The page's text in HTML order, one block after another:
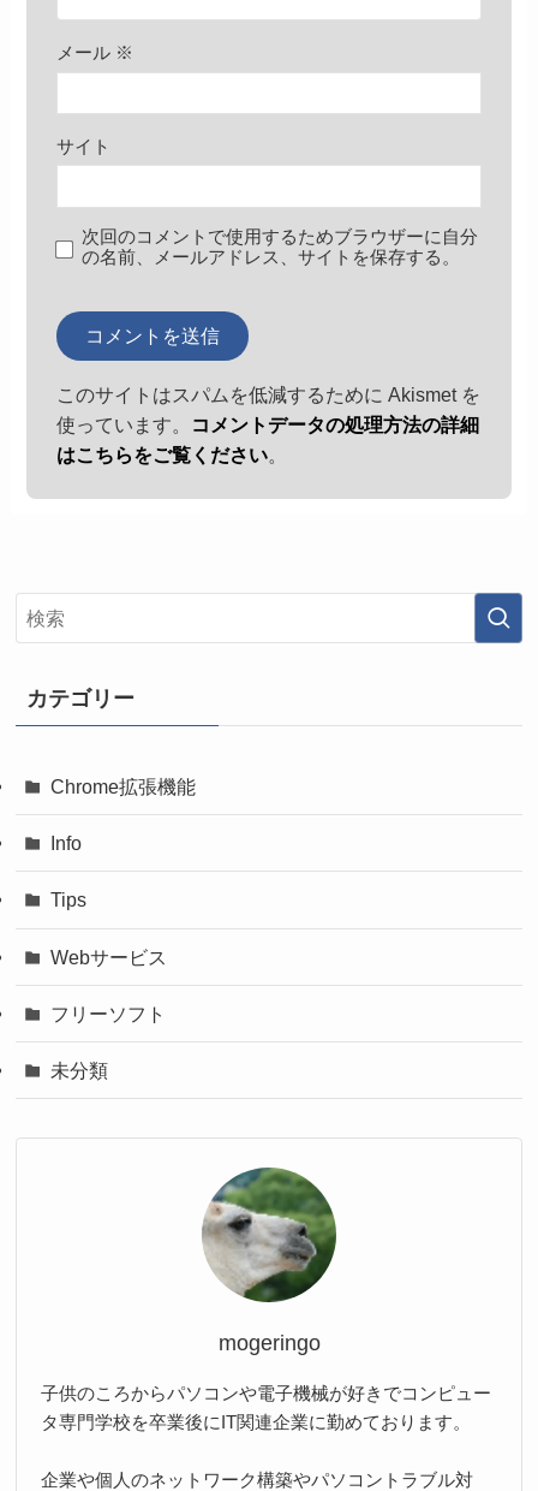
メール ※
サイト
次回のコメントで使用するためブラウザーに自分
の名前、メールアドレス、サイトを保存する。
このサイトはスパムを低減するために Akismet を
使っています。
コメントデータの処理方法の詳細
はこちらをご覧ください。
カテゴリー
Chrome拡張機能
Info
Tips
Webサービス
フリーソフト
未分類
mogeringo
子供のころからパソコンや電子機械が好きでコンピュー
タ専門学校を卒業後にIT関連企業に勤めております。
企業や個人のネットワーク構築やパソコントラブル対